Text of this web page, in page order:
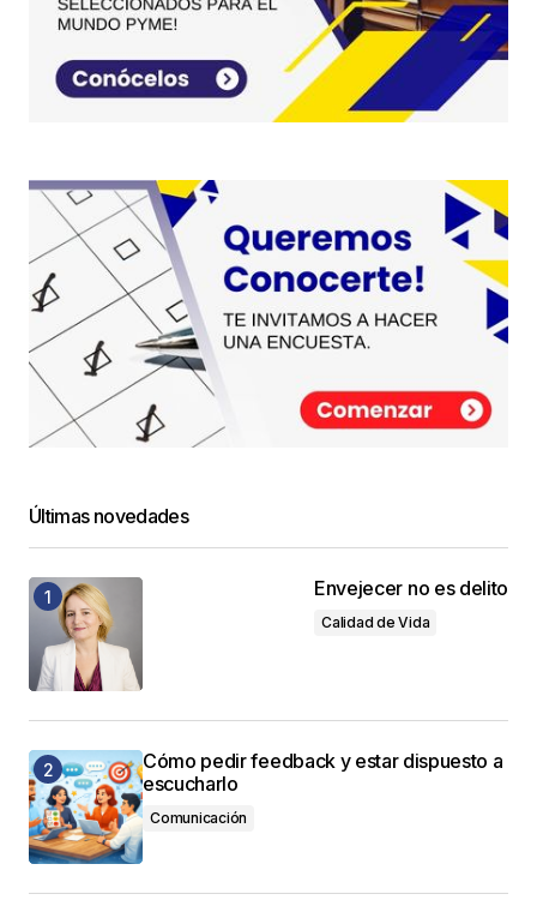
Últimas novedades
Envejecer no es delito
Calidad de Vida
Cómo pedir feedback y estar dispuesto a
escucharlo
Comunicación